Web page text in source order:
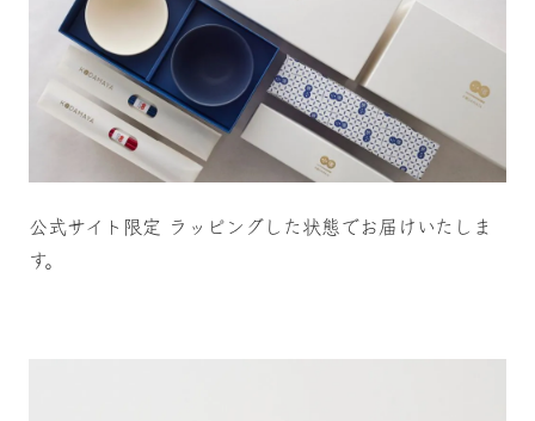
公式サイト限定 ラッピングした状態でお届けいたしま
す。